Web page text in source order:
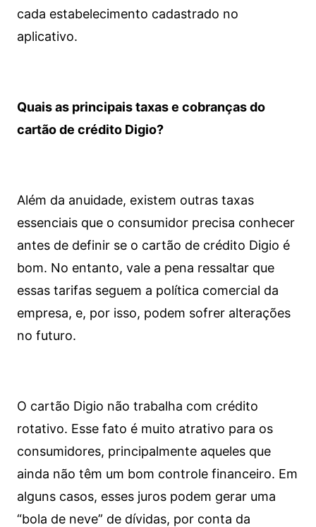
cada estabelecimento cadastrado no
aplicativo.
Quais as principais taxas e cobranças do
cartão de crédito Digio?
Além da anuidade, existem outras taxas
essenciais que o consumidor precisa conhecer
antes de definir se o cartão de crédito Digio é
bom. No entanto, vale a pena ressaltar que
essas tarifas seguem a política comercial da
empresa, e, por isso, podem sofrer alterações
no futuro.
O cartão Digio não trabalha com crédito
rotativo. Esse fato é muito atrativo para os
consumidores, principalmente aqueles que
ainda não têm um bom controle financeiro. Em
alguns casos, esses juros podem gerar uma
“bola de neve” de dívidas, por conta da